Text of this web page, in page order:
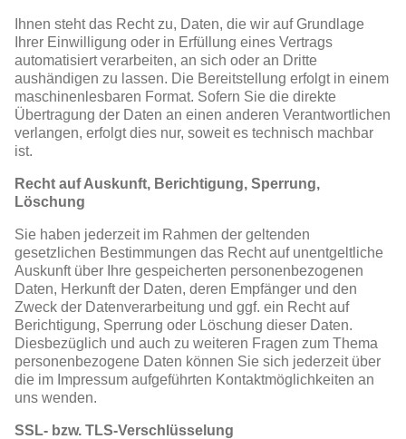
Ihnen steht das Recht zu, Daten, die wir auf Grundlage
Ihrer Einwilligung oder in Erfüllung eines Vertrags
automatisiert verarbeiten, an sich oder an Dritte
aushändigen zu lassen. Die Bereitstellung erfolgt in einem
maschinenlesbaren Format. Sofern Sie die direkte
Übertragung der Daten an einen anderen Verantwortlichen
verlangen, erfolgt dies nur, soweit es technisch machbar
ist.
Recht auf Auskunft, Berichtigung, Sperrung,
Löschung
Sie haben jederzeit im Rahmen der geltenden
gesetzlichen Bestimmungen das Recht auf unentgeltliche
Auskunft über Ihre gespeicherten personenbezogenen
Daten, Herkunft der Daten, deren Empfänger und den
Zweck der Datenverarbeitung und ggf. ein Recht auf
Berichtigung, Sperrung oder Löschung dieser Daten.
Diesbezüglich und auch zu weiteren Fragen zum Thema
personenbezogene Daten können Sie sich jederzeit über
die im Impressum aufgeführten Kontaktmöglichkeiten an
uns wenden.
SSL- bzw. TLS-Verschlüsselung